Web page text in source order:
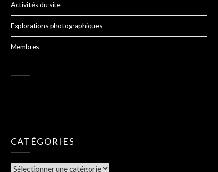
Activités du site
Explorations photographiques
Membres
CATÉGORIES